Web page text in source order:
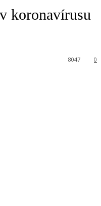
koronavírusu
0
8047